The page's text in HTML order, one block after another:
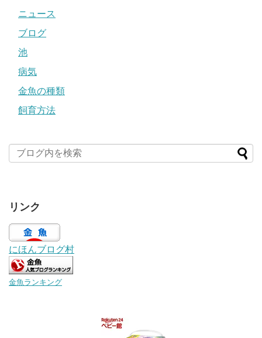
ニュース
ブログ
池
病気
金魚の種類
飼育方法
リンク
にほんブログ村
金魚ランキング